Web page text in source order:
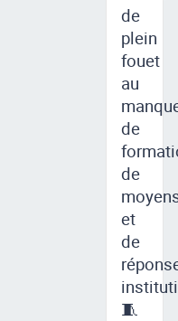
de
plein
fouet
au
de
de
et
de
🧵